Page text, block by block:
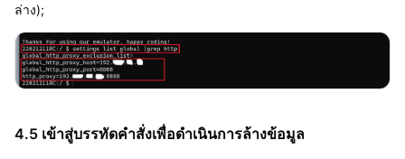
ล่าง);
4.5 เข้าสู่บรรทัดคำสั่งเพื่อดำเนินการล้างข้อมูล